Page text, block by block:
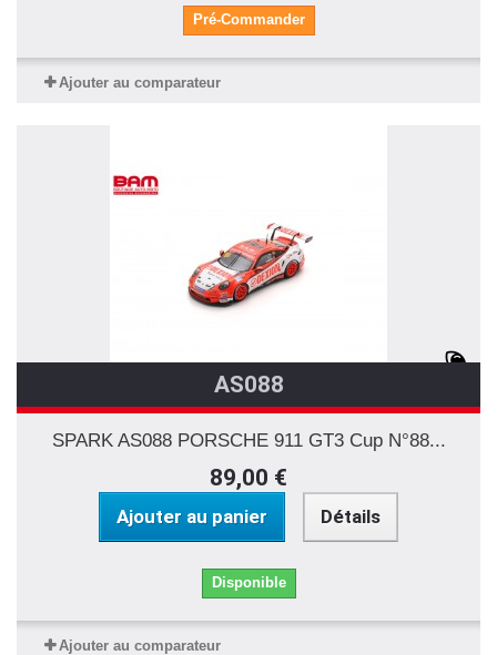
Pré-Commander
Ajouter au comparateur
AS088
SPARK AS088 PORSCHE 911 GT3 Cup N°88...
89,00 €
Ajouter au panier Détails
Disponible
Ajouter au comparateur